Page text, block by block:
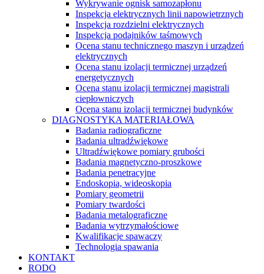
Wykrywanie ognisk samozapłonu
Inspekcja elektrycznych linii napowietrznych
Inspekcja rozdzielni elektrycznych
Inspekcja podajników taśmowych
Ocena stanu technicznego maszyn i urządzeń
elektrycznych
Ocena stanu izolacji termicznej urządzeń
energetycznych
Ocena stanu izolacji termicznej magistrali
ciepłowniczych
Ocena stanu izolacji termicznej budynków
DIAGNOSTYKA MATERIAŁOWA
Badania radiograficzne
Badania ultradźwiękowe
Ultradźwiękowe pomiary grubości
Badania magnetyczno-proszkowe
Badania penetracyjne
Endoskopia, wideoskopia
Pomiary geometrii
Pomiary twardości
Badania metalograficzne
Badania wytrzymałościowe
Kwalifikacje spawaczy
Technologia spawania
KONTAKT
RODO